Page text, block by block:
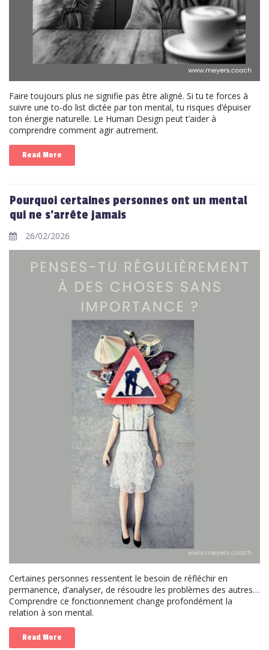
Faire toujours plus ne signifie pas être aligné. Si tu te forces à
suivre une to-do list dictée par ton mental, tu risques d’épuiser
ton énergie naturelle. Le Human Design peut t’aider à
comprendre comment agir autrement.
Read More
Pourquoi certaines personnes ont un mental
qui ne s’arrête jamais
26/02/2026
Certaines personnes ressentent le besoin de réfléchir en
permanence, d’analyser, de résoudre les problèmes des autres…
Comprendre ce fonctionnement change profondément la
relation à son mental.
Read More